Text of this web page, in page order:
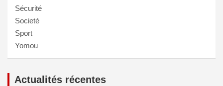
Sécurité
Societé
Sport
Yomou
Actualités récentes